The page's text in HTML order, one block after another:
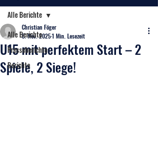
Alle Berichte
Presseberichte
Berichte
Alle Berichte
U15 mit perfektem Start – 2
Spiele, 2 Siege!
Christian Föger
8. Nov. 20251 Min. Lesezeit